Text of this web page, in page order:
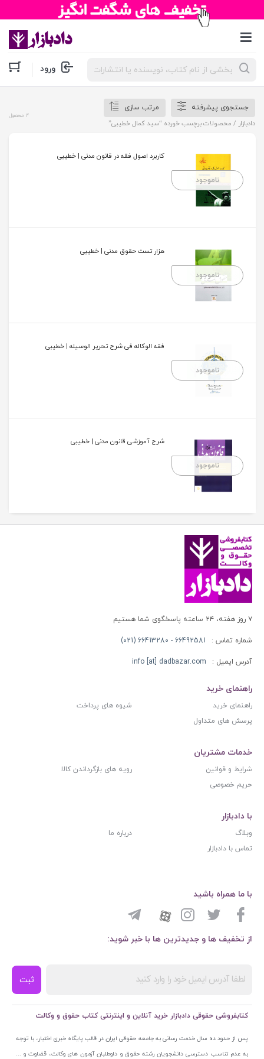
جستجوی
محصولات ورود
جستجوی پیشرفته
مرتب سازی
دادبازار / محصولات برچسب خورده “سید کمال خطیبی”
4 محصول
ناموجود
کاربرد اصول فقه در قانون مدنی | خطیبی
ناموجود
هزار تست حقوق مدنی | خطیبی
ناموجود
فقه الوکاله فی شرح تحریر الوسیله | خطیبی
ناموجود
شرح آموزشی قانون مدنی | خطیبی
۷ روز هفته، ۲۴ ساعته پاسخگوی شما هستیم
شماره تماس : 66492581 - 66413280 (021)
آدرس ایمیل : info [at] dadbazar.com
راهنمای خرید
راهنمای خرید
شیوه های پرداخت
پرسش های متداول
خدمات مشتریان
شرایط و قوانین
رویه های بازگرداندن کالا
حریم خصوصی
با دادبازار
وبلاگ
درباره ما
تماس با دادبازار
از تخفیف ها و جدیدترین ها با خبر شوید:
ثبت
با ما همراه باشید
کتابفروشی حقوقی دادبازار خرید آنلاین و اینترنتی کتاب حقوق و وکالت
پس از حدود ده سال خدمت رسانی به جامعه حقوقی ایران در قالب پایگاه خبری اختبار، با توجه
به عدم تناسب دسترسی دانشجویان رشته حقوق و داوطلبان آزمون های وکالت، قضاوت و ...